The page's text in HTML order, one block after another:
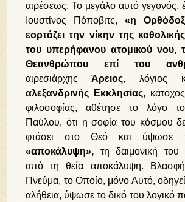
αιρέσεως. Το μεγάλο αυτό γεγονός,
Ιουστίνος Πόποβιτς, «η
εορτάζει την νίκην της
του υπερήφανου ατομικού νου,
Θεανθρώπου επί του
αιρεσιάρχης Άρειος, λόγιος
αλεξανδρινής Εκκλησίας,
φιλοσοφίας, αθέτησε το λόγο
Παύλου, ότι η σοφία του κόσμου
φτάσει στο Θεό και ύψωσε
«αποκάλυψη», τη δαιμονική
από τη θεία αποκάλυψη.
Πνεύμα, το Οποίο, μόνο Αυτό,
αλήθεια, ύψωσε το δικό του λογικό